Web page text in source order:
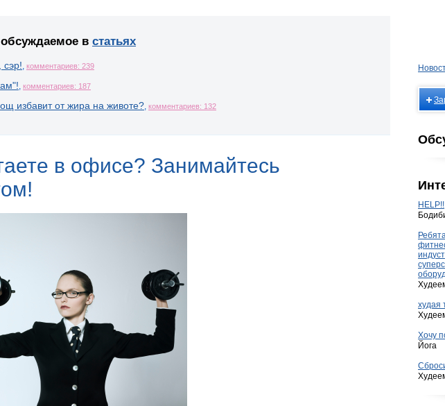
в статьях
сэр!, комментариев: 239
, комментариев: 187
избавит от жира на животе?, комментариев: 132
в офисе? Занимайтесь
HELP!!
худая
Хочу
Йога